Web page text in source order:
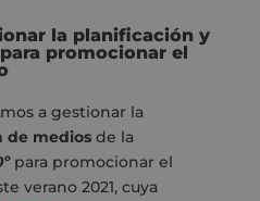
la planificación y
promocionar el
a gestionar la
de mediosde la
para promocionar el
verano 2021, cuya